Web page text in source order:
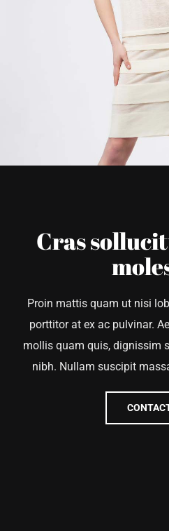
Cras
Proin mattis quam ut nisi
porttitor at ex ac pulvinar.
mollis quam quis, dignissim
nibh. Nullam suscipit